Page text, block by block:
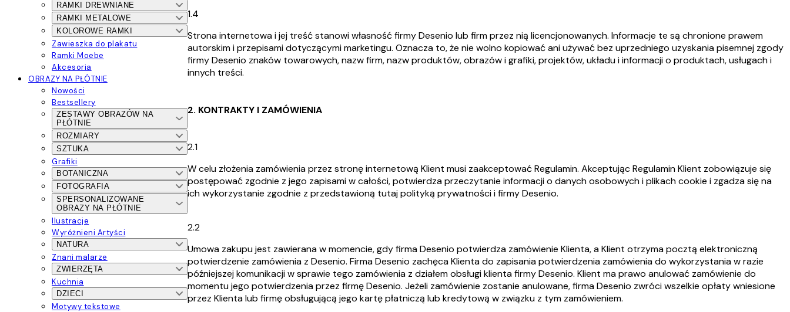
RAMKI DREWNIANE
RAMKI METALOWE
KOLOROWE RAMKI
Zawieszka do plakatu
Ramki Moebe
Akcesoria
OBRAZY NA PŁÓTNIE
Nowości
Bestsellery
ZESTAWY OBRAZÓW NA
PŁÓTNIE
ROZMIARY
SZTUKA
Grafiki
BOTANICZNA
FOTOGRAFIA
SPERSONALIZOWANE
OBRAZY NA PŁÓTNIE
Ilustracje
Wyróżnieni Artyści
NATURA
Znani malarze
ZWIERZĘTA
Kuchnia
DZIECI
Motywy tekstowe
1.4
Strona internetowa i jej treść stanowi własność firmy Desenio lub firm przez nią licencjonowanych. Informacje te są chronione prawem
autorskim i przepisami dotyczącymi marketingu. Oznacza to, że nie wolno kopiować ani używać bez uprzedniego uzyskania pisemnej zgody
firmy Desenio znaków towarowych, nazw firm, nazw produktów, obrazów i grafiki, projektów, układu i informacji o produktach, usługach i
innych treści.
2. KONTRAKTY I ZAMÓWIENIA
2.1
W celu złożenia zamówienia przez stronę internetową Klient musi zaakceptować Regulamin. Akceptując Regulamin Klient zobowiązuje się
postępować zgodnie z jego zapisami w całości, potwierdza przeczytanie informacji o danych osobowych i plikach cookie i zgadza się na
ich wykorzystanie zgodnie z przedstawioną tutaj polityką prywatności i firmy Desenio.
2.2
Umowa zakupu jest zawierana w momencie, gdy firma Desenio potwierdza zamówienie Klienta, a Klient otrzyma pocztą elektroniczną
potwierdzenie zamówienia z Desenio. Firma Desenio zachęca Klienta do zapisania potwierdzenia zamówienia do wykorzystania w razie
późniejszej komunikacji w sprawie tego zamówienia z działem obsługi klienta firmy Desenio. Klient ma prawo anulować zamówienie do
momentu jego potwierdzenia przez firmę Desenio. Jeżeli zamówienie zostanie anulowane, firma Desenio zwróci wszelkie opłaty wniesione
przez Klienta lub firmę obsługującą jego kartę płatniczą lub kredytową w związku z tym zamówieniem.